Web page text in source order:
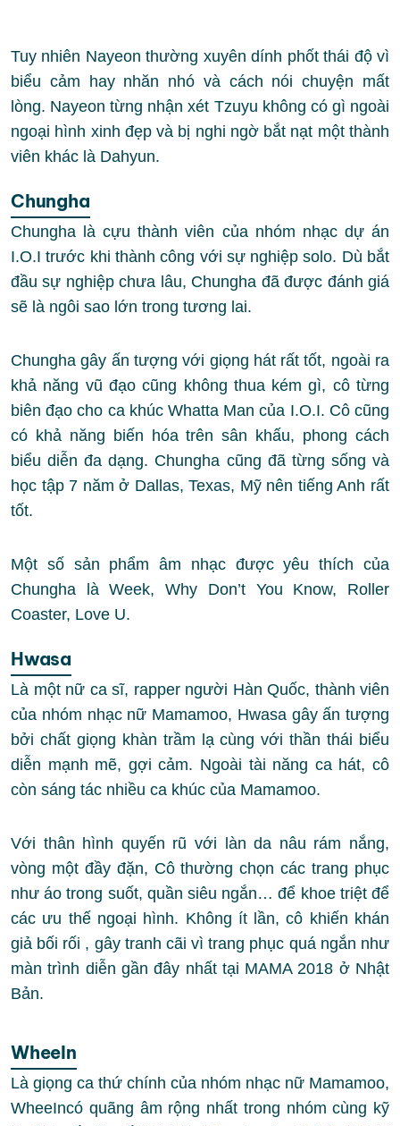
Tuy nhiên Nayeon thường xuyên dính phốt thái độ vì
biểu cảm hay nhăn nhó và cách nói chuyện mất
lòng. Nayeon từng nhận xét Tzuyu không có gì ngoài
ngoại hình xinh đẹp và bị nghi ngờ bắt nạt một thành
viên khác là Dahyun.
Chungha
Chungha là cựu thành viên của nhóm nhạc dự án
I.O.I trước khi thành công với sự nghiệp solo. Dù bắt
đầu sự nghiệp chưa lâu, Chungha đã được đánh giá
sẽ là ngôi sao lớn trong tương lai.
Chungha gây ấn tượng với giọng hát rất tốt, ngoài ra
khả năng vũ đạo cũng không thua kém gì, cô từng
biên đạo cho ca khúc Whatta Man của I.O.I. Cô cũng
có khả năng biến hóa trên sân khấu, phong cách
biểu diễn đa dạng. Chungha cũng đã từng sống và
học tập 7 năm ở Dallas, Texas, Mỹ nên tiếng Anh rất
tốt.
Một số sản phẩm âm nhạc được yêu thích của
Chungha là Week, Why Don’t You Know, Roller
Coaster, Love U.
Hwasa
Là một nữ ca sĩ, rapper người Hàn Quốc, thành viên
của nhóm nhạc nữ Mamamoo, Hwasa gây ấn tượng
bởi chất giọng khàn trầm lạ cùng với thần thái biểu
diễn mạnh mẽ, gợi cảm. Ngoài tài năng ca hát, cô
còn sáng tác nhiều ca khúc của Mamamoo.
Với thân hình quyến rũ với làn da nâu rám nắng,
vòng một đầy đặn, Cô thường chọn các trang phục
như áo trong suốt, quần siêu ngắn… để khoe triệt để
các ưu thế ngoại hình. Không ít lần, cô khiến khán
giả bối rối , gây tranh cãi vì trang phục quá ngắn như
màn trình diễn gần đây nhất tại MAMA 2018 ở Nhật
Bản.
WheeIn
Là giọng ca thứ chính của nhóm nhạc nữ Mamamoo,
WheeIncó quãng âm rộng nhất trong nhóm cùng kỹ